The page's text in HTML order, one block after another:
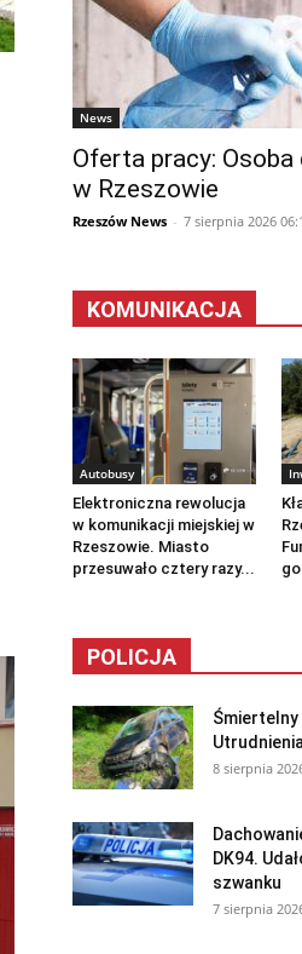
News
Oferta pracy:
w Rzeszowie
Rzeszów News - 7 sierpnia 2026
KOMUNIKACJA
Autobusy
Elektroniczna rewolucja
w komunikacji miejskiej w
Rzeszowie. Miasto
przesuwało cztery razy...
POLICJA
Śmiertelny
8 sierpnia
DK94.
szwanku
7 sierpnia